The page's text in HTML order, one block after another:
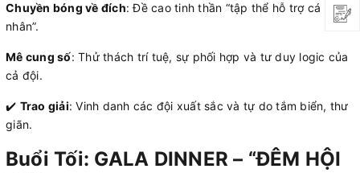
Chuyền bóng về đích: Đề cao tinh thần “tập thể hỗ trợ cá
nhân”.
Mê cung số: Thử thách trí tuệ, sự phối hợp và tư duy logic của
cả đội.
✔️ Trao giải: Vinh danh các đội xuất sắc và tự do tắm biển, thư
giãn.
Buổi Tối: GALA DINNER – “ĐÊM HỘI